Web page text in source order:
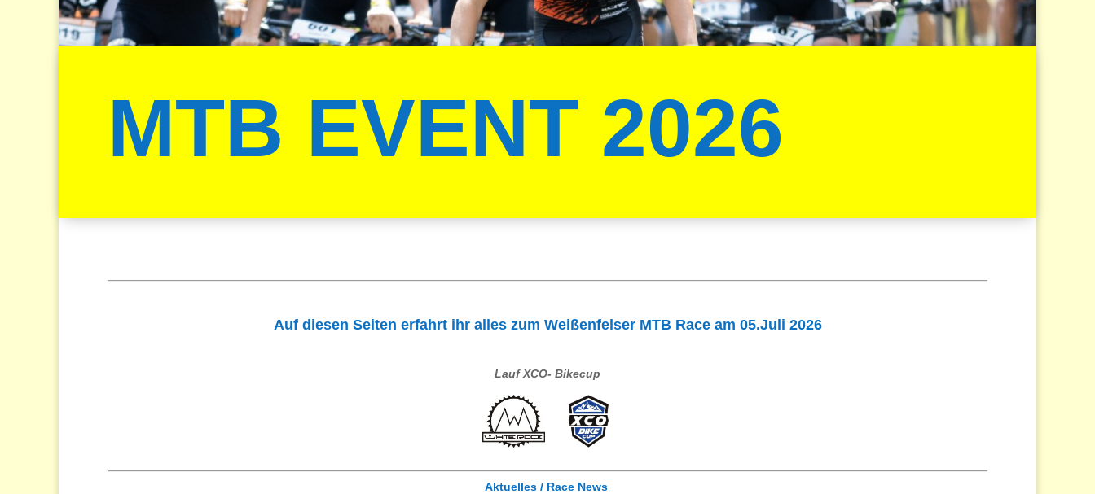
MTB EVENT 2026
Auf diesen Seiten erfahrt ihr alles zum Weißenfelser MTB Race am 05.Juli 2026
Lauf XCO- Bikecup
Aktuelles / Race News